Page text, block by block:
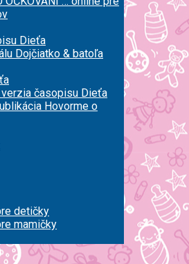
Dieťa
Dojčiatko & batoľa
časopisu Dieťa
Hovorme o
detičky
mamičky